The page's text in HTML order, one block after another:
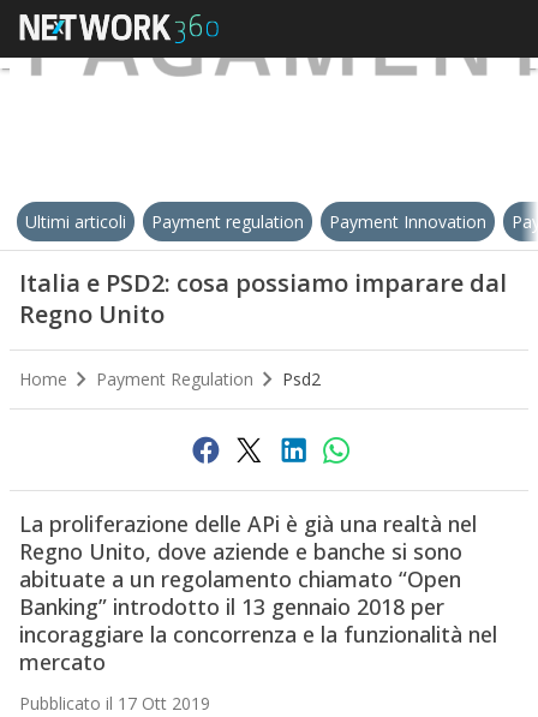
Ultimi articoli Payment regulation Payment Innovation
Italia e PSD2: cosa possiamo imparare dal
Regno Unito
Home Payment Regulation Psd2
La proliferazione delle APi è già una realtà nel
Regno Unito, dove aziende e banche si sono
abituate a un regolamento chiamato “Open
Banking” introdotto il 13 gennaio 2018 per
incoraggiare la concorrenza e la funzionalità nel
mercato
Pubblicato il 17 Ott 2019